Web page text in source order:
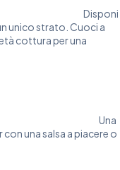
Disponi
unico strato. Cuoci a
cottura per una
pollo Una
una salsa a piacere o